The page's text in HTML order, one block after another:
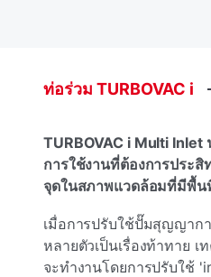
ท่อร่วม TURBOVAC i
TURBOVAC i Multi Inlet
การใช้งานที่ต้องการประ
จุดในสภาพแวดล้อมที่มีพื้น
เมื่อการปรับใช้ปั๊มสุญญาก
หลายตัวเป็นเรื่องท้าทาย
จะทํางานโดยการปรับใช้